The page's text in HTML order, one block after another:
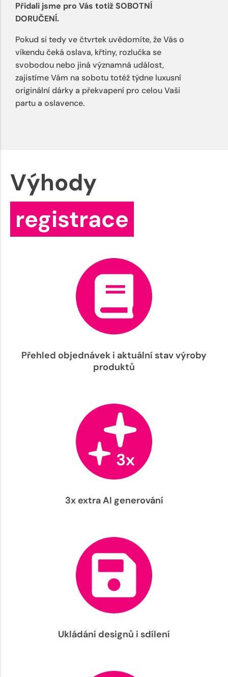
Přidali jsme pro Vás totiž SOBOTNÍ
DORUČENÍ.
Pokud si tedy ve čtvrtek uvědomíte, že Vás o
víkendu čeká oslava, křtiny, rozlučka se
svobodou nebo jiná významná událost,
zajistíme Vám na sobotu totéž týdne luxusní
originální dárky a překvapení pro celou Vaši
partu a oslavence.
Výhody
registrace
Přehled objednávek i aktuální stav výroby
produktů
3x extra AI generování
Ukládání designů i sdílení